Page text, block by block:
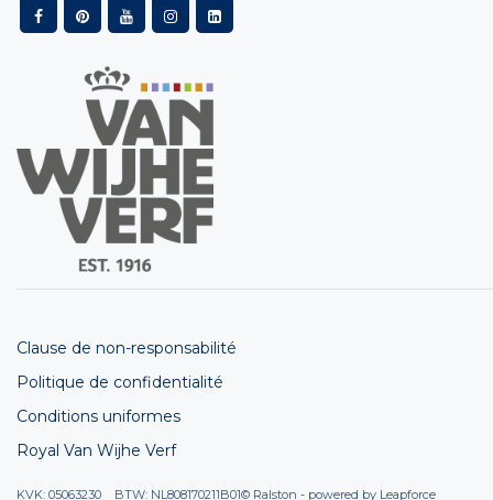
Clause de non-responsabilité
Politique de confidentialité
Conditions uniformes
Royal Van Wijhe Verf
KVK: 05063230 BTW: NL808170211B01© Ralston - powered by Leapforce